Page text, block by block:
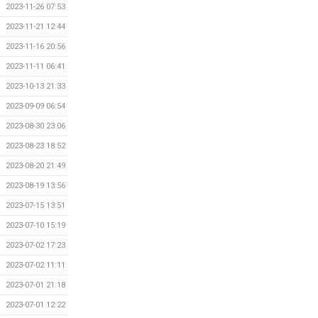
2023-11-26 07:53
2023-11-21 12:44
2023-11-16 20:56
2023-11-11 06:41
2023-10-13 21:33
2023-09-09 06:54
2023-08-30 23:06
2023-08-23 18:52
2023-08-20 21:49
2023-08-19 13:56
2023-07-15 13:51
2023-07-10 15:19
2023-07-02 17:23
2023-07-02 11:11
2023-07-01 21:18
2023-07-01 12:22